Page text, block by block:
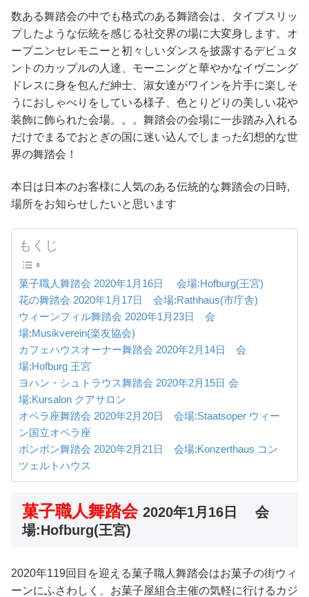
数ある舞踏会の中でも格式のある舞踏会は、タイプスリッ
プしたような伝統を感じる社交界の場に大変身します。オ
ープニンセレモニーと初々しいダンスを披露するデビュタ
ントのカップルの人達、モーニングと華やかなイヴニング
ドレスに身を包んだ紳士、淑女達がワインを片手に楽しそ
うにおしゃべりをしている様子、色とりどりの美しい花や
装飾に飾られた会場。。。舞踏会の会場に一歩踏み入れる
だけでまるでおとぎの国に迷い込んでしまった幻想的な世
界の舞踏会！
本日は日本のお客様に人気のある伝統的な舞踏会の日時,
場所をお知らせしたいと思います
もくじ
菓子職人舞踏会 2020年1月16日 会場:Hofburg(王宮)
花の舞踏会 2020年1月17日 会場:Rathhaus(市庁舎)
ウィーンフィル舞踏会 2020年1月23日 会
場:Musikverein(楽友協会)
カフェハウスオーナー舞踏会 2020年2月14日 会
場:Hofburg 王宮
ヨハン・シュトラウス舞踏会 2020年2月15日 会
場:Kursalon クアサロン
オペラ座舞踏会 2020年2月20日 会場:Staatsoper ウィー
ン国立オペラ座
ボンボン舞踏会 2020年2月21日 会場:Konzerthaus コン
ツェルトハウス
菓子職人舞踏会 2020年1月16日 会
場:Hofburg(王宮)
2020年119回目を迎える菓子職人舞踏会はお菓子の街ウィ
ーンにふさわしく、お菓子屋組合主催の気軽に行けるカジ